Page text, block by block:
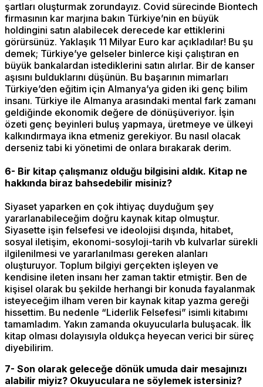
şartları oluşturmak zorundayız. Covid sürecinde Biontech
firmasının kar marjına bakın Türkiye’nin en büyük
holdingini satın alabilecek derecede kar ettiklerini
görürsünüz. Yaklaşık 11 Milyar Euro kar açıkladılar! Bu şu
demek; Türkiye’ye gelseler binlerce kişi çalıştıran en
büyük bankalardan istediklerini satın alırlar. Bir de kanser
aşısını bulduklarını düşünün. Bu başarının mimarları
Türkiye’den eğitim için Almanya’ya giden iki genç bilim
insanı. Türkiye ile Almanya arasındaki mental fark zamanı
geldiğinde ekonomik değere de dönüşüveriyor. İşin
özeti genç beyinleri buluş yapmaya, üretmeye ve ülkeyi
kalkındırmaya ikna etmeniz gerekiyor. Bu nasıl olacak
derseniz tabi ki yönetimi de onlara bırakarak derim.
6- Bir kitap çalışmanız olduğu bilgisini aldık. Kitap ne
hakkında biraz bahsedebilir misiniz?
Siyaset yaparken en çok ihtiyaç duyduğum şey
yararlanabileceğim doğru kaynak kitap olmuştur.
Siyasette işin felsefesi ve ideolojisi dışında, hitabet,
sosyal iletişim, ekonomi-sosyloji-tarih vb kulvarlar sürekli
ilgilenilmesi ve yararlanılması gereken alanları
oluşturuyor. Toplum bilgiyi gerçekten işleyen ve
kendisine ileten insanı her zaman taktir etmiştir. Ben de
kişisel olarak bu şekilde herhangi bir konuda fayalanmak
isteyeceğim ilham veren bir kaynak kitap yazma gereği
hissettim. Bu nedenle “Liderlik Felsefesi” isimli kitabımı
tamamladım. Yakın zamanda okuyucularla buluşacak. İlk
kitap olması dolayısıyla oldukça heyecan verici bir süreç
diyebilirim.
7- Son olarak geleceğe dönük umuda dair mesajınızı
alabilir miyiz? Okuyuculara ne söylemek istersiniz?